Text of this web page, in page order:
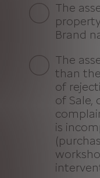
The
Brand
The
than
of
of Sale,
is